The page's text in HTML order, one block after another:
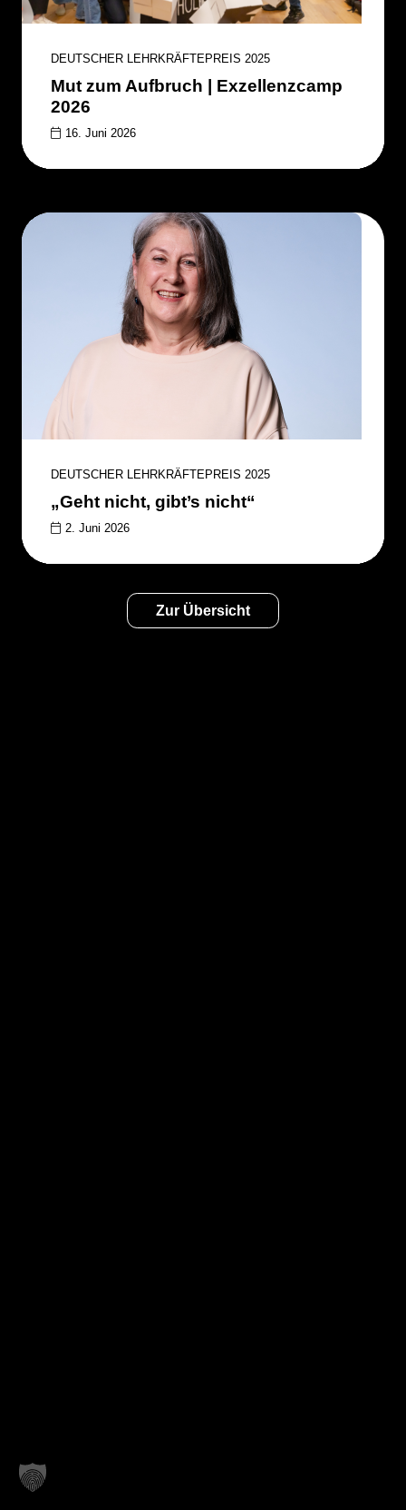
DEUTSCHER LEHRKRÄFTEPREIS 2025
Mut zum Aufbruch | Exzellenzcamp
2026
16. Juni 2026
DEUTSCHER LEHRKRÄFTEPREIS 2025
„Geht nicht, gibt’s nicht“
2. Juni 2026
Zur Übersicht